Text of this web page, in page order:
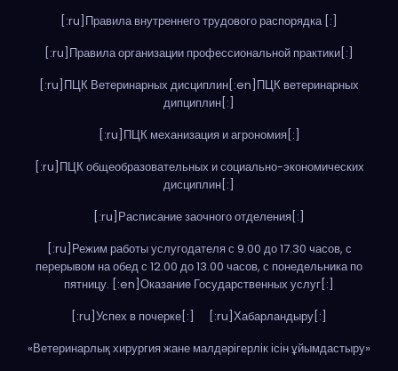
[:ru]Правила внутреннего трудового распорядка [:]
[:ru]Правила организации профессиональной практики[:]
[:ru]ПЦК Ветеринарных дисциплин[:en]ПЦК ветеринарных
дипциплин[:]
[:ru]ПЦК механизация и агрономия[:]
[:ru]ПЦК общеобразовательных и социально-экономических
дисциплин[:]
[:ru]Расписание заочного отделения[:]
[:ru]Режим работы услугодателя с 9.00 до 17.30 часов, с
перерывом на обед с 12.00 до 13.00 часов, с понедельника по
пятницу. [:en]Оказание Государственных услуг[:]
[:ru]Успех в почерке[:]
[:ru]Хабарландыру[:]
«Ветеринарлық хирургия жане малдәрігерлік ісін ұйымдастыру»